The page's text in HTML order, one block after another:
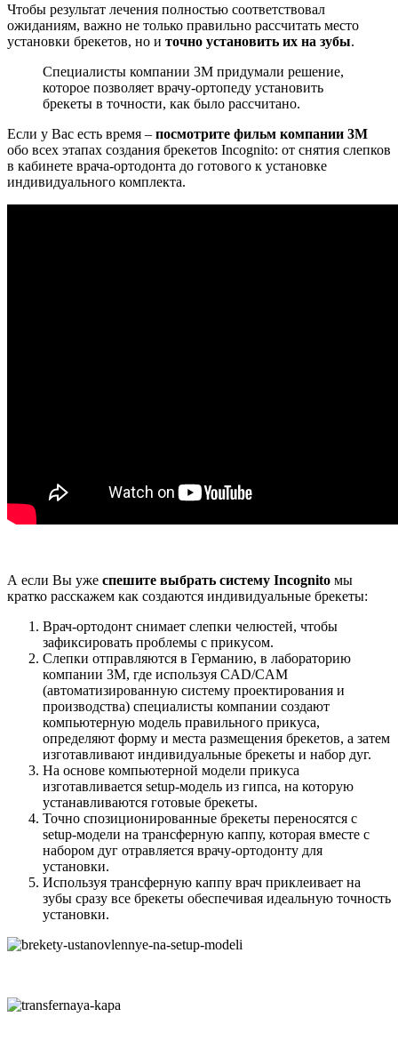
Чтобы результат лечения полностью соответствовал
ожиданиям, важно не только правильно рассчитать место
установки брекетов, но и точно установить их на зубы.
Специалисты компании 3M придумали решение,
которое позволяет врачу-ортопеду установить
брекеты в точности, как было рассчитано.
Если у Вас есть время – посмотрите фильм компании 3M
обо всех этапах создания брекетов Incognito: от снятия слепков
в кабинете врача-ортодонта до готового к установке
индивидуального комплекта.
А если Вы уже спешите выбрать систему Incognito мы
кратко расскажем как создаются индивидуальные брекеты:
Врач-ортодонт снимает слепки челюстей, чтобы
зафиксировать проблемы с прикусом.
Слепки отправляются в Германию, в лабораторию
компании 3M, где используя CAD/CAM
(автоматизированную систему проектирования и
производства) специалисты компании создают
компьютерную модель правильного прикуса,
определяют форму и места размещения брекетов, а затем
изготавливают индивидуальные брекеты и набор дуг.
На основе компьютерной модели прикуса
изготавливается setup-модель из гипса, на которую
устанавливаются готовые брекеты.
Точно спозиционированные брекеты переносятся с
setup-модели на трансферную каппу, которая вместе с
набором дуг отравляется врачу-ортодонту для
установки.
Используя трансферную каппу врач приклеивает на
зубы сразу все брекеты обеспечивая идеальную точность
установки.